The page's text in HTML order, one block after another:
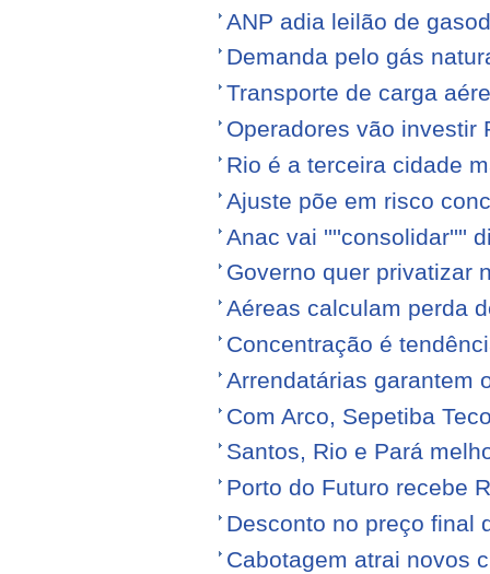
ANP adia leilão de
Demanda pelo gás
Transporte de carga
Operadores vão investir
Rio é a terceira cidade
Ajuste põe em risco
Anac vai ''''consolidar''''
Governo quer privatizar
Aéreas calculam perda
Concentração é
Arrendatárias garantem
Com Arco, Sepetiba
Santos, Rio e Pará
Porto do Futuro recebe
Desconto no preço final
Cabotagem atrai novos